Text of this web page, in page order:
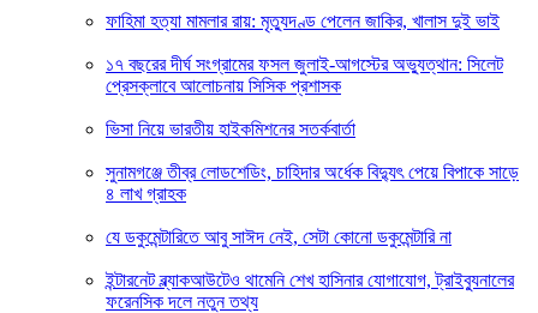
ফাহিমা হত্যা মামলার রায়: মৃত্যুদণ্ড পেলেন জাকির, খালাস দুই ভাই
১৭ বছরের দীর্ঘ সংগ্রামের ফসল জুলাই-আগস্টের অভ্যুত্থান: সিলেট
প্রেসক্লাবে আলোচনায় সিসিক প্রশাসক
ভিসা নিয়ে ভারতীয় হাইকমিশনের সতর্কবার্তা
সুনামগঞ্জে তীব্র লোডশেডিং, চাহিদার অর্ধেক বিদ্যুৎ পেয়ে বিপাকে সাড়ে
৪ লাখ গ্রাহক
যে ডকুমেন্টারিতে আবু সাঈদ নেই, সেটা কোনো ডকুমেন্টারি না
ইন্টারনেট ব্ল্যাকআউটেও থামেনি শেখ হাসিনার যোগাযোগ, ট্রাইব্যুনালের
ফরেনসিক দলে নতুন তথ্য